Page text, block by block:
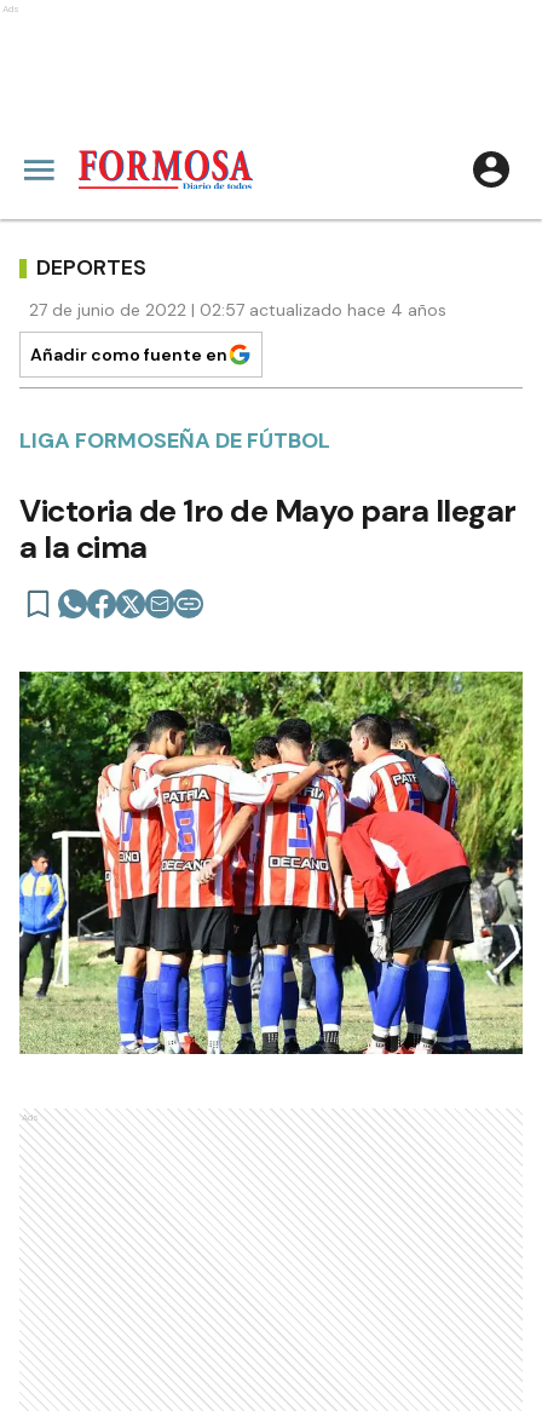
Ads
DEPORTES
27 de junio de 2022 | 02:57 actualizado hace 4 años
Añadir como fuente en
LIGA FORMOSEÑA DE FÚTBOL
Victoria de 1ro de Mayo para llegar
a la cima
Ads